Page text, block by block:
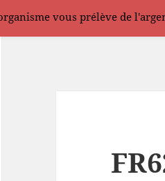
vous prélève de